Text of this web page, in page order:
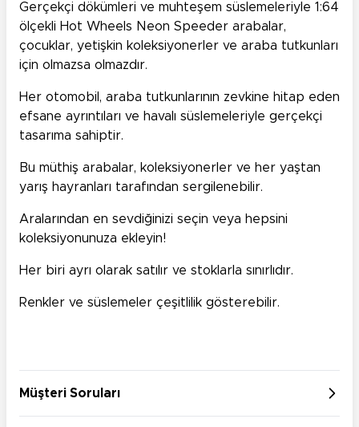
Gerçekçi dökümleri ve muhteşem süslemeleriyle 1:64
ölçekli Hot Wheels Neon Speeder arabalar,
çocuklar, yetişkin koleksiyonerler ve araba tutkunları
için olmazsa olmazdır.
Her otomobil, araba tutkunlarının zevkine hitap eden
efsane ayrıntıları ve havalı süslemeleriyle gerçekçi
tasarıma sahiptir.
Bu müthiş arabalar, koleksiyonerler ve her yaştan
yarış hayranları tarafından sergilenebilir.
Aralarından en sevdiğinizi seçin veya hepsini
koleksiyonunuza ekleyin!
Her biri ayrı olarak satılır ve stoklarla sınırlıdır.
Renkler ve süslemeler çeşitlilik gösterebilir.
Müşteri Soruları